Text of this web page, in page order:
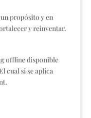
propósito y en
y reinventar.
offline disponible
cual si se aplica